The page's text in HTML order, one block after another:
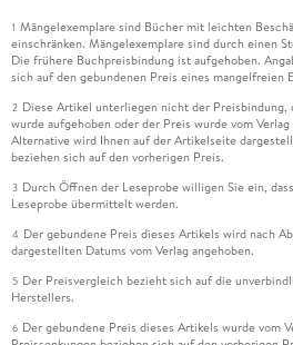
1 Mängelexemplare sind Bücher mit leichten
einschränken. Mängelexemplare sind durch einen
Die frühere Buchpreisbindung ist aufgehoben.
sich auf den gebundenen Preis eines mangelfreien
2 Diese Artikel unterliegen nicht der Preisbindung,
wurde aufgehoben oder der Preis wurde vom
Alternative wird Ihnen auf der Artikelseite
beziehen sich auf den vorherigen Preis.
3 Durch Öffnen der Leseprobe willigen Sie ein,
Leseprobe übermittelt werden.
4 Der gebundene Preis dieses Artikels wird nach
dargestellten Datums vom Verlag angehoben.
5 Der Preisvergleich bezieht sich auf die
Herstellers.
6 Der gebundene Preis dieses Artikels wurde vom